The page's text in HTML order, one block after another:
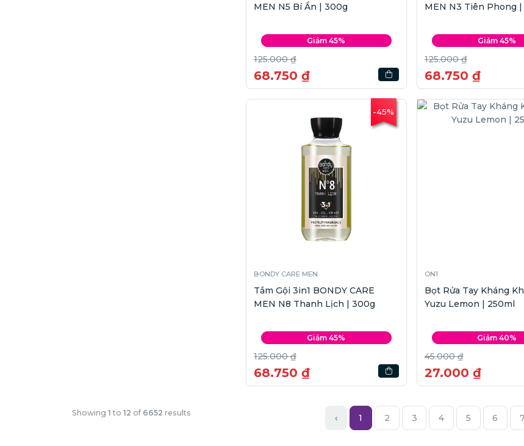
MEN N5 Bí Ẩn | 300g
Giảm 45%
125.000 ₫
68.750 ₫
MEN N3 Tiên Phong
Giảm 45%
125.000 ₫
68.750 ₫
-45%
BONDY CARE MEN
Tắm Gội 3in1 BONDY CARE
MEN N8 Thanh Lịch | 300g
Giảm 45%
125.000 ₫
68.750 ₫
ON1
Bọt Rửa Tay Kháng
Yuzu Lemon | 250ml
Giảm 40%
45.000 ₫
27.000 ₫
Showing 1 to 12 of 6652 results ‹ 1 2 3 4 5 6